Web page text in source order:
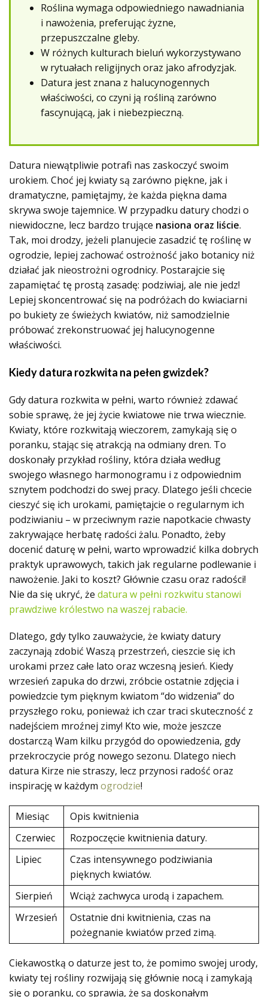
Roślina wymaga odpowiedniego nawadniania
i nawożenia, preferując żyzne,
przepuszczalne gleby.
W różnych kulturach bieluń wykorzystywano
w rytuałach religijnych oraz jako afrodyzjak.
Datura jest znana z halucynogennych
właściwości, co czyni ją rośliną zarówno
fascynującą, jak i niebezpieczną.
Datura niewątpliwie potrafi nas zaskoczyć swoim
urokiem. Choć jej kwiaty są zarówno piękne, jak i
dramatyczne, pamiętajmy, że każda piękna dama
skrywa swoje tajemnice. W przypadku datury chodzi o
niewidoczne, lecz bardzo trujące nasiona oraz liście.
Tak, moi drodzy, jeżeli planujecie zasadzić tę roślinę w
ogrodzie, lepiej zachować ostrożność jako botanicy niż
działać jak nieostrożni ogrodnicy. Postarajcie się
zapamiętać tę prostą zasadę: podziwiaj, ale nie jedz!
Lepiej skoncentrować się na podróżach do kwiaciarni
po bukiety ze świeżych kwiatów, niż samodzielnie
próbować zrekonstruować jej halucynogenne
właściwości.
Kiedy datura rozkwita na pełen gwizdek?
Gdy datura rozkwita w pełni, warto również zdawać
sobie sprawę, że jej życie kwiatowe nie trwa wiecznie.
Kwiaty, które rozkwitają wieczorem, zamykają się o
poranku, stając się atrakcją na odmiany dren. To
doskonały przykład rośliny, która działa według
swojego własnego harmonogramu i z odpowiednim
sznytem podchodzi do swej pracy. Dlatego jeśli chcecie
cieszyć się ich urokami, pamiętajcie o regularnym ich
podziwianiu – w przeciwnym razie napotkacie chwasty
zakrywające herbatę radości żalu. Ponadto, żeby
docenić daturę w pełni, warto wprowadzić kilka dobrych
praktyk uprawowych, takich jak regularne podlewanie i
nawożenie. Jaki to koszt? Głównie czasu oraz radości!
Nie da się ukryć, że datura w pełni rozkwitu stanowi
prawdziwe królestwo na waszej rabacie.
Dlatego, gdy tylko zauważycie, że kwiaty datury
zaczynają zdobić Waszą przestrzeń, cieszcie się ich
urokami przez całe lato oraz wczesną jesień. Kiedy
wrzesień zapuka do drzwi, zróbcie ostatnie zdjęcia i
powiedzcie tym pięknym kwiatom “do widzenia” do
przyszłego roku, ponieważ ich czar traci skuteczność z
nadejściem mroźnej zimy! Kto wie, może jeszcze
dostarczą Wam kilku przygód do opowiedzenia, gdy
przekroczycie próg nowego sezonu. Dlatego niech
datura Kirze nie straszy, lecz przynosi radość oraz
inspirację w każdym ogrodzie!
Miesiąc
Opis kwitnienia
Czerwiec
Rozpoczęcie kwitnienia datury.
Lipiec
Czas intensywnego podziwiania
pięknych kwiatów.
Sierpień
Wciąż zachwyca urodą i zapachem.
Wrzesień
Ostatnie dni kwitnienia, czas na
pożegnanie kwiatów przed zimą.
Ciekawostką o daturze jest to, że pomimo swojej urody,
kwiaty tej rośliny rozwijają się głównie nocą i zamykają
się o poranku, co sprawia, że są doskonałym